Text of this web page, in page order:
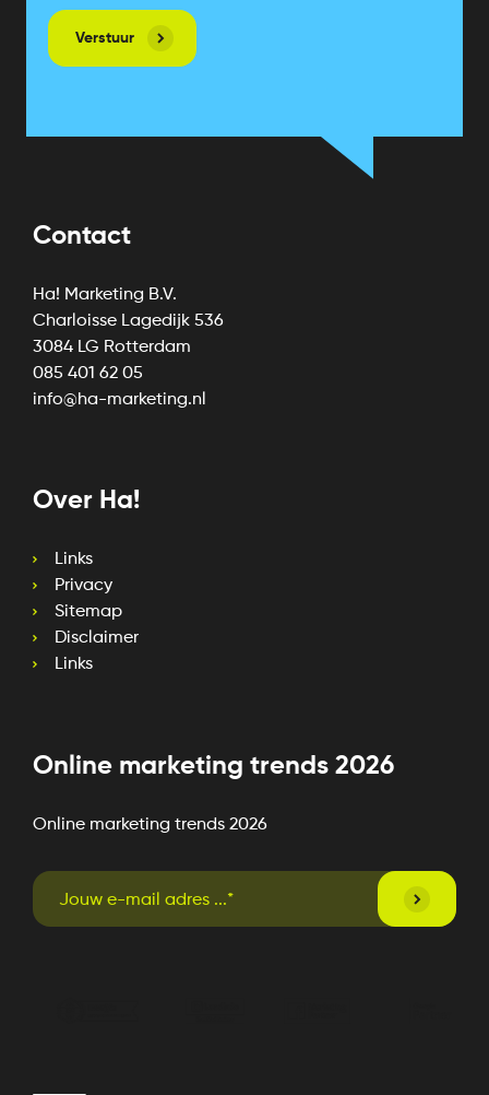
Over Ha!
Links
Privacy
Sitemap
Disclaimer
Links
Online marketing trends 2026
Online marketing trends 2026
Contact
Ha! Marketing B.V.
Charloisse Lagedijk 536
3084 LG Rotterdam
085 401 62 05
info@ha-marketing.nl